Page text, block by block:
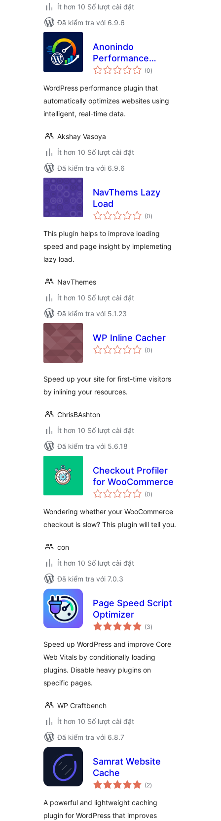
Ít hơn 10 Số lượt cài đặt
Đã kiểm tra với 6.9.6
Anonindo
Performance
Optimizer
(0tổng
đánh
)
WordPress performance plugin that
automatically optimizes websites using
intelligent, real-time data.
Akshay Vasoya
Ít hơn 10 Số lượt cài đặt
Đã kiểm tra với 6.9.6
NavThems Lazy
Load
(0tổng
đánh
)
This plugin helps to improve loading
speed and page insight by implemeting
lazy load.
NavThemes
Ít hơn 10 Số lượt cài đặt
Đã kiểm tra với 5.1.23
WP Inline Cacher
(0tổng
đánh
)
Speed up your site for first-time visitors
by inlining your resources.
ChrisBAshton
Ít hơn 10 Số lượt cài đặt
Đã kiểm tra với 5.6.18
Checkout Profiler
for WooCommerce
(0tổng
đánh
)
Wondering whether your WooCommerce
checkout is slow? This plugin will tell you.
con
Ít hơn 10 Số lượt cài đặt
Đã kiểm tra với 7.0.3
Page Speed Script
Optimizer
(3tổng
đánh
)
Speed up WordPress and improve Core
Web Vitals by conditionally loading
plugins. Disable heavy plugins on
specific pages.
WP Craftbench
Ít hơn 10 Số lượt cài đặt
Đã kiểm tra với 6.8.7
Samrat Website
Cache
(2tổng
đánh
)
A powerful and lightweight caching
plugin for WordPress that improves